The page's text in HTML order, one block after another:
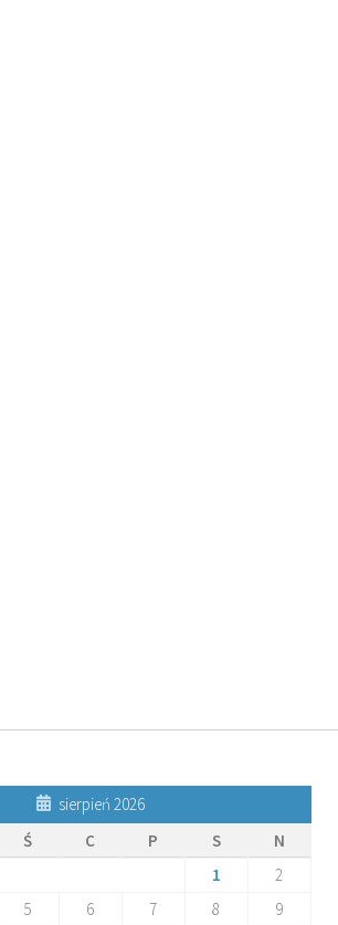
sierpień 2026
Ś C P S
N
1
2
5 6 7 8
9